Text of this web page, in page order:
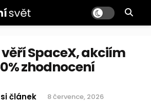
SpaceX, akciím
zhodnocení
článek 8 července, 2026